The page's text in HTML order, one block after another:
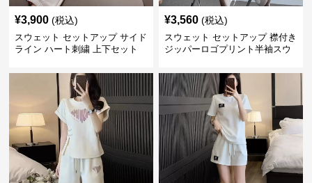
¥3,900 (税込)
スウェット セットアップ サイド
ライン ハート刺繍 上下セット
¥3,560 (税込)
スウェット セットアップ 襟付き
ジッパーロゴプリント半袖スウ